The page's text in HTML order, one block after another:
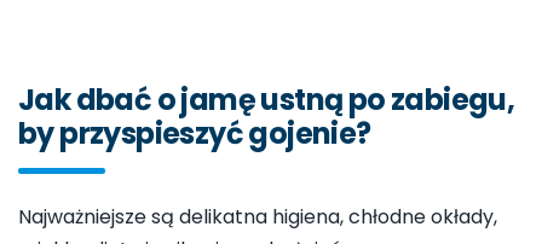
Jak dbać o jamę ustną po zabiegu,
by przyspieszyć gojenie?
Najważniejsze są delikatna higiena, chłodne okłady,